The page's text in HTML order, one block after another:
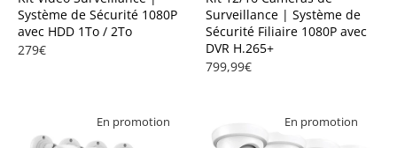
Système de Sécurité 1080P
avec HDD 1To / 2To
279€
Surveillance | Système de
Sécurité Filiaire 1080P avec
DVR H.265+
799,99€
En promotion En promotion